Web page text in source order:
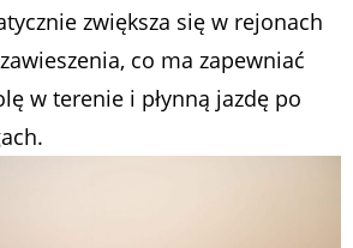
zwiększa się w rejonach
co ma zapewniać
w terenie i płynną jazdę po